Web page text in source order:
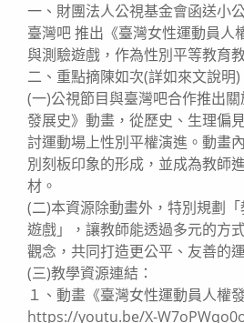
一、財團法人公視基金會函送小
臺灣吧 推出《臺灣女性運動員人
與測驗遊戲，作為性別平等教育
二、重點摘陳如次(詳如來文說明)
(一)公視節目與臺灣吧合作推出
發展史》動畫，從歷史、生理偏
討運動場上性別平權演進。動畫
別刻板印象的形成，並成為教師
材。
(二)本資源除動畫外，特別規劃
遊戲」，讓教師能透過多元的方
觀念，共同打造更公平、友善的
(三)教學資源連結：
１、動畫《臺灣女性運動員人權
https://youtu.be/X-